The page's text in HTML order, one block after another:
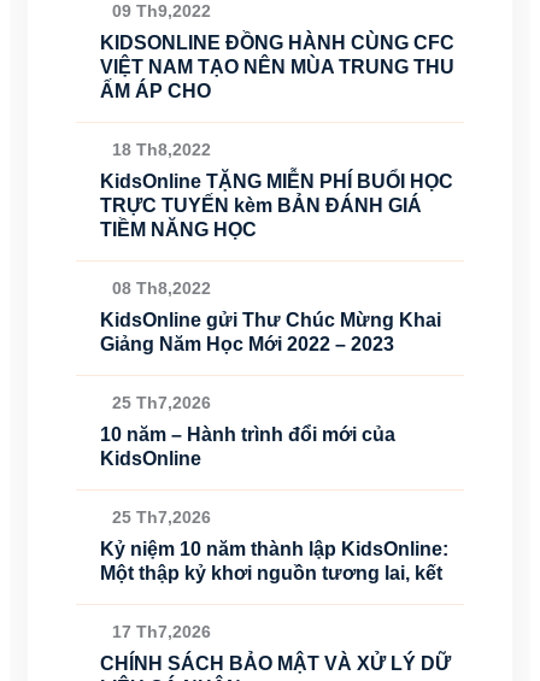
09 Th9,2022
KIDSONLINE ĐỒNG HÀNH CÙNG CFC
VIỆT NAM TẠO NÊN MÙA TRUNG THU
ẤM ÁP CHO
18 Th8,2022
KidsOnline TẶNG MIỄN PHÍ BUỔI HỌC
TRỰC TUYẾN kèm BẢN ĐÁNH GIÁ
TIỀM NĂNG HỌC
08 Th8,2022
KidsOnline gửi Thư Chúc Mừng Khai
Giảng Năm Học Mới 2022 – 2023
25 Th7,2026
10 năm – Hành trình đổi mới của
KidsOnline
25 Th7,2026
Kỷ niệm 10 năm thành lập KidsOnline:
Một thập kỷ khơi nguồn tương lai, kết
17 Th7,2026
CHÍNH SÁCH BẢO MẬT VÀ XỬ LÝ DỮ